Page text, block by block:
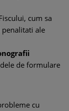
cum sa
penalitati ale
de formulare
cu